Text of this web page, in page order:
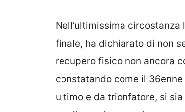
Nell’ultimissima
finale, ha dichiarato di non
recupero fisico non ancora
constatando come il 36enne
ultimo e da trionfatore, si